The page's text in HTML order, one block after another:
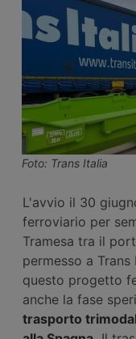
Foto: Trans Italia
L'avvio il 30
ferroviario per
Tramesa tra il
permesso a
questo progetto
anche la fase
trasporto